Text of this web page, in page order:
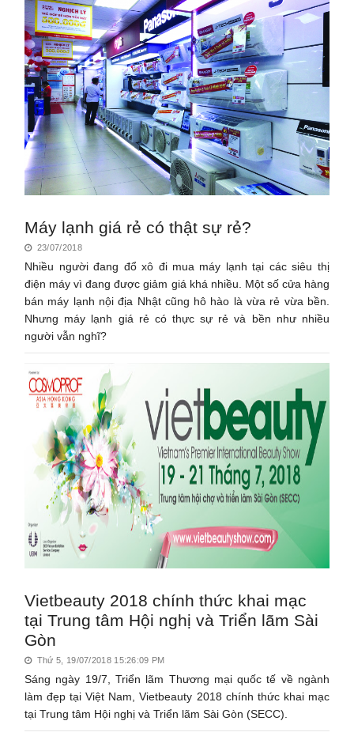
Máy lạnh giá rẻ có thật sự rẻ?
23/07/2018
Nhiều người đang đổ xô đi mua máy lạnh tại các siêu thị
điện máy vì đang được giảm giá khá nhiều. Một số cửa hàng
bán máy lạnh nội địa Nhật cũng hô hào là vừa rẻ vừa bền.
Nhưng máy lạnh giá rẻ có thực sự rẻ và bền như nhiều
người vẫn nghĩ?
Vietbeauty 2018 chính thức khai mạc
tại Trung tâm Hội nghị và Triển lãm Sài
Gòn
Thứ 5, 19/07/2018 15:26:09 PM
Sáng ngày 19/7, Triển lãm Thương mại quốc tế về ngành
làm đẹp tại Việt Nam, Vietbeauty 2018 chính thức khai mạc
tại Trung tâm Hội nghị và Triển lãm Sài Gòn (SECC).